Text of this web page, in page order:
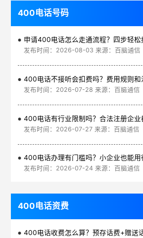
400电话号码
申请400电话怎么走通流程？四步轻松
发布时间：2026-08-03 来源：百脑通信
400电话不接听会扣费吗？费用规则和
发布时间：2026-07-28 来源：百脑通信
400电话有行业限制吗？合法注册企业
发布时间：2026-07-27 来源：百脑通信
400电话办理有门槛吗？小企业也能用
发布时间：2026-07-24 来源：百脑通信
400电话资费